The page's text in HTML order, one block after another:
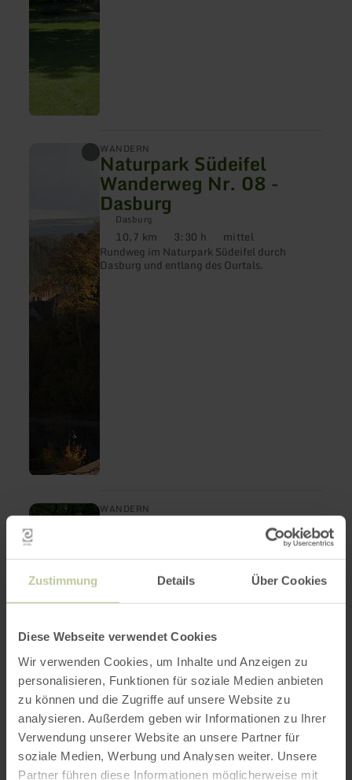
Zustimmung Details Über Cookies
Diese Webseite verwendet Cookies
Wir verwenden Cookies, um Inhalte und Anzeigen zu
personalisieren, Funktionen für soziale Medien anbieten
zu können und die Zugriffe auf unsere Website zu
analysieren. Außerdem geben wir Informationen zu Ihrer
Verwendung unserer Website an unsere Partner für
soziale Medien, Werbung und Analysen weiter. Unsere
Partner führen diese Informationen möglicherweise mit
WANDERN
Naturpark Südeifel
Wanderweg Nr. 08 -
Dasburg
Dasburg
Distanz:
10,7 km Dauer:
3:30 h Anforderung:
mittel
Rundweg im Naturpark Südeifel durch
Dasburg und entlang des Ourtals.
08
WANDERN
Naturpark Südeifel
Wanderweg Nr. 09 -
Dasburg
Distanz: Dauer: Anforderung:
mehr
zu:
Naturpark
Südeifel
Nr.